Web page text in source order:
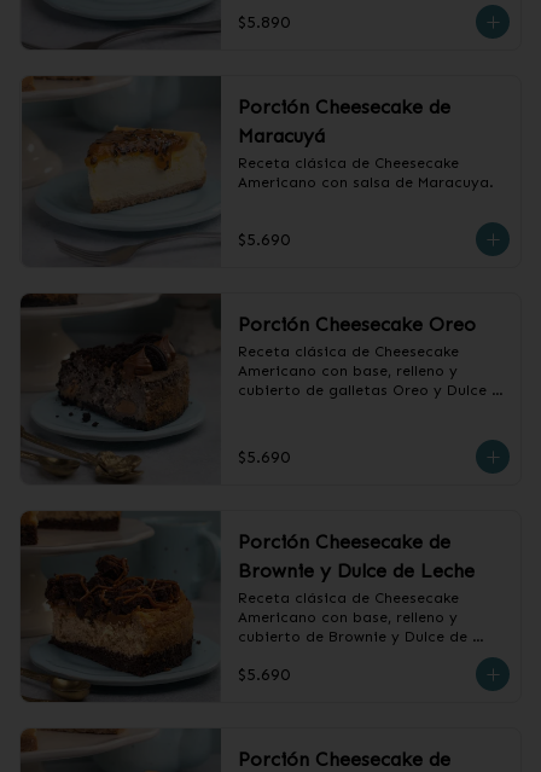
$5.890
Porción Cheesecake de
Maracuyá
Receta clásica de Cheesecake
Americano con salsa de Maracuya.
$5.690
Porción Cheesecake Oreo
Receta clásica de Cheesecake
Americano con base, relleno y
cubierto de galletas Oreo y Dulce
$5.690
Porción Cheesecake de
Brownie y Dulce de Leche
Receta clásica de Cheesecake
Americano con base, relleno y
cubierto de Brownie y Dulce de
$5.690
Porción Cheesecake de